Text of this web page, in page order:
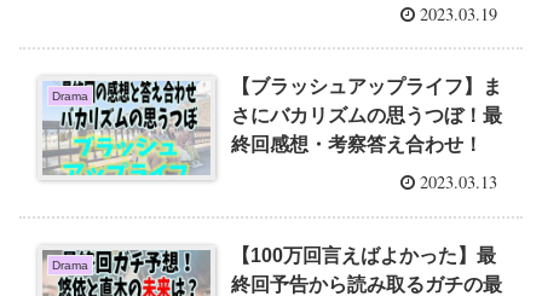
2023.03.19
Drama
【ブラッシュアップライフ】ま
さにバカリズムの思うつぼ！最
終回感想・考察答え合わせ！
2023.03.13
Drama
【100万回言えばよかった】最
終回予告から読み取るガチの最